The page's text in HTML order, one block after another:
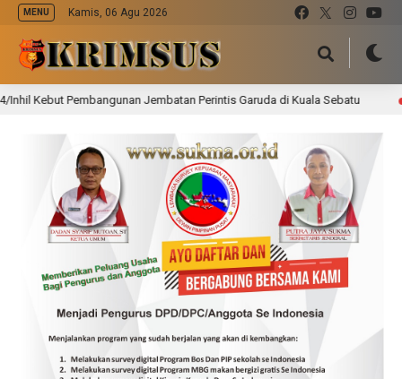
MENU Kamis, 06 Agu 2026
Pembangunan Jembatan Perintis Garuda di Kuala Sebatu 1